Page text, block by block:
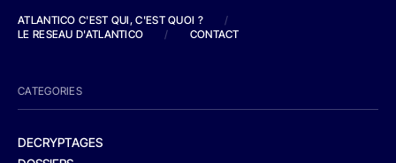
ATLANTICO C'EST QUI, C'EST QUOI ?
/
LE RESEAU D'ATLANTICO
/ CONTACT
CATEGORIES
DECRYPTAGES